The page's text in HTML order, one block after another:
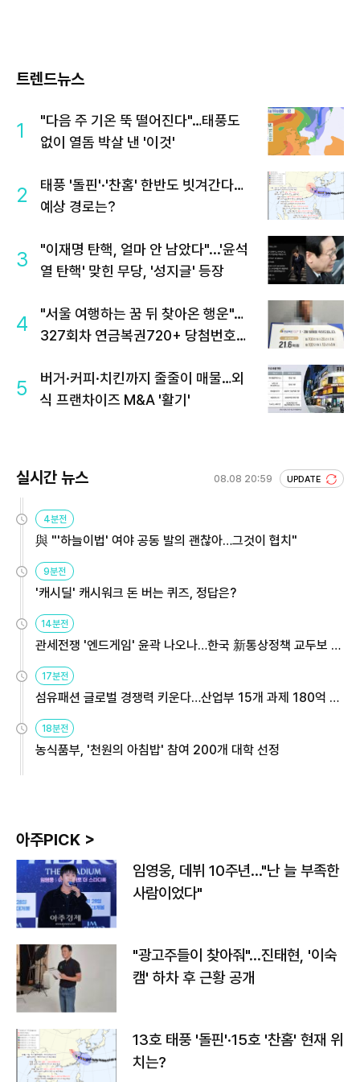
트렌드뉴스
1
"다음 주 기온 뚝 떨어진다"…태풍도
없이 열돔 박살 낸 '이것'
2
태풍 '돌핀'·'찬홈' 한반도 빗겨간다…
예상 경로는?
3
"이재명 탄핵, 얼마 안 남았다"...'윤석
열 탄핵' 맞힌 무당, '성지글' 등장
4
"서울 여행하는 꿈 뒤 찾아온 행운"…
327회차 연금복권720+ 당첨번호조
5
버거·커피·치킨까지 줄줄이 매물…외
식 프랜차이즈 M&A '활기'
실시간 뉴스 08.08 20:59 UPDATE
4분전
與 "'하늘이법' 여야 공동 발의 괜찮아…그것이 협치"
9분전
'캐시딜' 캐시워크 돈 버는 퀴즈, 정답은?
14분전
관세전쟁 '엔드게임' 윤곽 나오나…한국 新통상정책 교두보 활
17분전
섬유패션 글로벌 경쟁력 키운다…산업부 15개 과제 180억 지
18분전
농식품부, '천원의 아침밥' 참여 200개 대학 선정
아주PICK >
임영웅, 데뷔 10주년…"난 늘 부족한
사람이었다"
"광고주들이 찾아줘"…진태현, '이숙
캠' 하차 후 근황 공개
13호 태풍 '돌핀'·15호 '찬홈' 현재 위
치는?